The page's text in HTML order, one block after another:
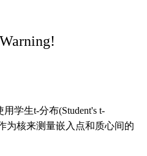
学生t-分布(Student's t-
为核来测量嵌入点和质心间的